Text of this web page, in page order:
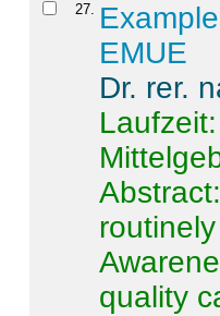
27.
EMUE
Dr. rer.
Abstract:
quality